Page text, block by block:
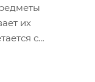
их
с